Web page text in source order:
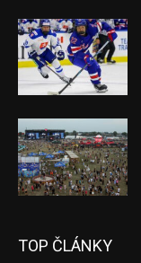
TOP ČLÁNKY